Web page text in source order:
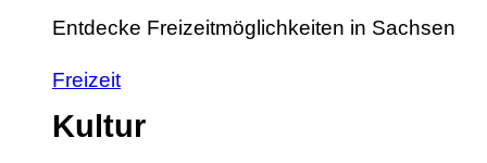
Entdecke Freizeitmöglichkeiten in Sachsen
Freizeit
Kultur